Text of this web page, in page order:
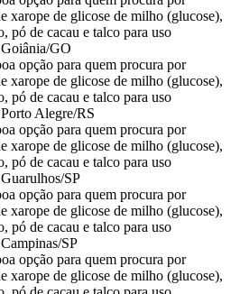
xarope de glicose de milho (glucose),
pó de cacau e talco para uso
GO
opção para quem procura por
xarope de glicose de milho (glucose),
pó de cacau e talco para uso
Alegre/RS
opção para quem procura por
xarope de glicose de milho (glucose),
pó de cacau e talco para uso
SP
opção para quem procura por
xarope de glicose de milho (glucose),
pó de cacau e talco para uso
SP
opção para quem procura por
xarope de glicose de milho (glucose),